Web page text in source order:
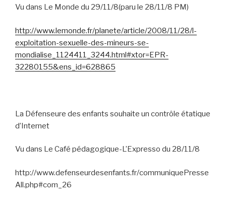
Vu dans Le Monde du 29/11/8(paru le 28/11/8 PM)
http://www.lemonde.fr/planete/article/2008/11/28/l-
exploitation-sexuelle-des-mineurs-se-
mondialise_1124411_3244.html#xtor=EPR-
32280155&ens_id=628865
La Défenseure des enfants souhaite un contrôle étatique
d’Internet
Vu dans Le Café pédagogique-L’Expresso du 28/11/8
http://www.defenseurdesenfants.fr/communiquePresse
All.php#com_26